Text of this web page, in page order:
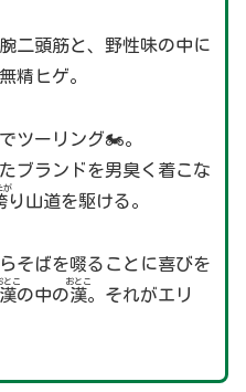
二頭筋と、野性味の中に
精ヒゲ。
ツーリング🏍。
ブランドを男臭く着こな
が
り山道を駆ける。
そばを啜ることに喜びを
漢
とこ
の中の漢
おとこ
。それがエリ